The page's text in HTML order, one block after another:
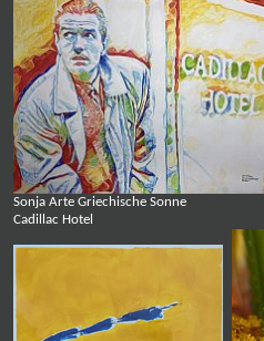
Sonja Arte Griechische Sonne
Cadillac Hotel